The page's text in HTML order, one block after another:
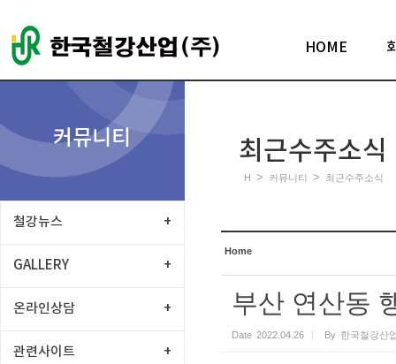
HOME
커뮤니티
철강뉴스 +
GALLERY +
온라인상담 +
관련사이트 +
최근수주소식
H > 커뮤니티 > 최근수주소식
Home
부산 연산동
Date 2022.04.26 By 한국철강산
Sketchbook5, 스케치북5
Sketchbook5, 스케치북5